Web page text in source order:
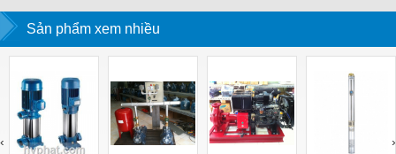
thermolabe Nigk
MINIMO máy mài siêu
khuôn mẫu Minitor
Sản phẩm xem nhiều
‹ ›